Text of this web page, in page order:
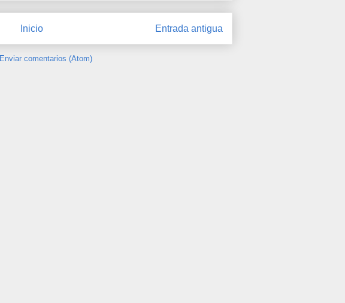
Entrada antigua
Inicio
Enviar comentarios (Atom)